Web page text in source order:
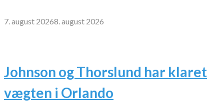
7. august 20268. august 2026
Johnson og Thorslund har klaret
vægten i Orlando